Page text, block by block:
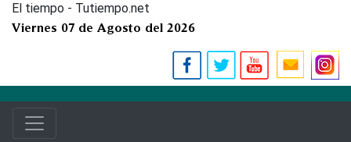
El tiempo - Tutiempo.net
Viernes 07 de Agosto del 2026